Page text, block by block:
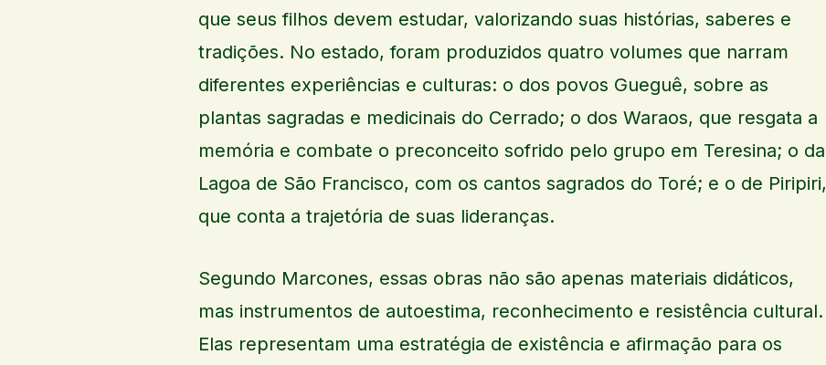
que seus filhos devem estudar, valorizando suas histórias, saberes e
tradições. No estado, foram produzidos quatro volumes que narram
diferentes experiências e culturas: o dos povos Gueguê, sobre as
plantas sagradas e medicinais do Cerrado; o dos Waraos, que resgata a
memória e combate o preconceito sofrido pelo grupo em Teresina; o da
Lagoa de São Francisco, com os cantos sagrados do Toré; e o de Piripiri,
que conta a trajetória de suas lideranças.
Segundo Marcones, essas obras não são apenas materiais didáticos,
mas instrumentos de autoestima, reconhecimento e resistência cultural.
Elas representam uma estratégia de existência e afirmação para os